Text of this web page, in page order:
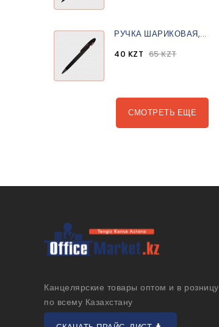
РУЧКА ШАРИКОВАЯ,...
40 KZT 65 KZT
СМОТРЕТЬ ЕЩЕ
Канцелярские товары оптом и в розницу
по всему Казахстану